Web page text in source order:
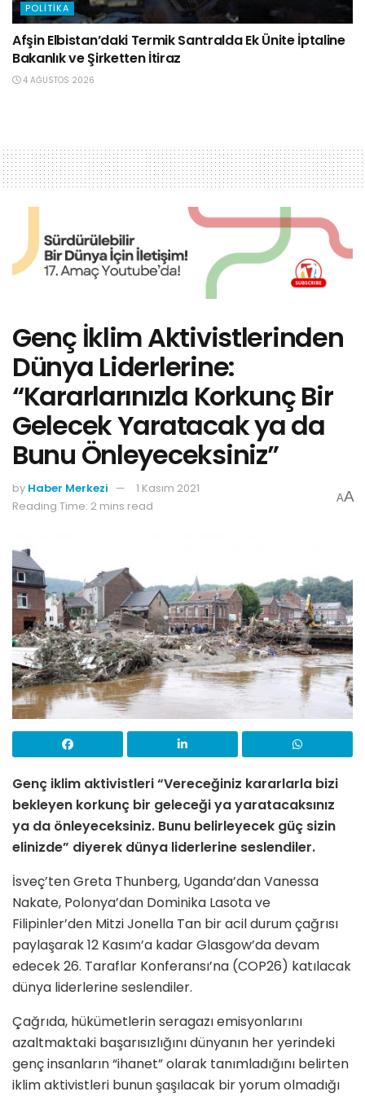
POLITIKA
Afşin Elbistan’daki Termik Santralda Ek Ünite İptaline
Bakanlık ve Şirketten İtiraz
4 AĞUSTOS 2026
Genç İklim Aktivistlerinden
Dünya Liderlerine:
“Kararlarınızla Korkunç Bir
Gelecek Yaratacak ya da
Bunu Önleyeceksiniz”
by Haber Merkezi
1 Kasım 2021
Reading Time: 2 mins read
AA
Genç iklim aktivistleri“Vereceğiniz kararlarla bizi
bekleyen korkunç bir geleceği ya yaratacaksınız
ya da önleyeceksiniz. Bunu belirleyecek güç sizin
elinizde” diyerek dünya liderlerine seslendiler.
İsveç’ten Greta Thunberg, Uganda’dan Vanessa
Nakate, Polonya’dan Dominika Lasota ve
Filipinler’den Mitzi Jonella Tan bir acil durum çağrısı
paylaşarak 12 Kasım’a kadar Glasgow’da devam
edecek 26. Taraflar Konferansı’na (COP26) katılacak
dünya liderlerine seslendiler.
Çağrıda, hükümetlerin seragazı emisyonlarını
azaltmaktaki başarısızlığını dünyanın her yerindeki
genç insanların “ihanet” olarak tanımladığını belirten
iklim aktivistleri bunun şaşılacak bir yorum olmadığı